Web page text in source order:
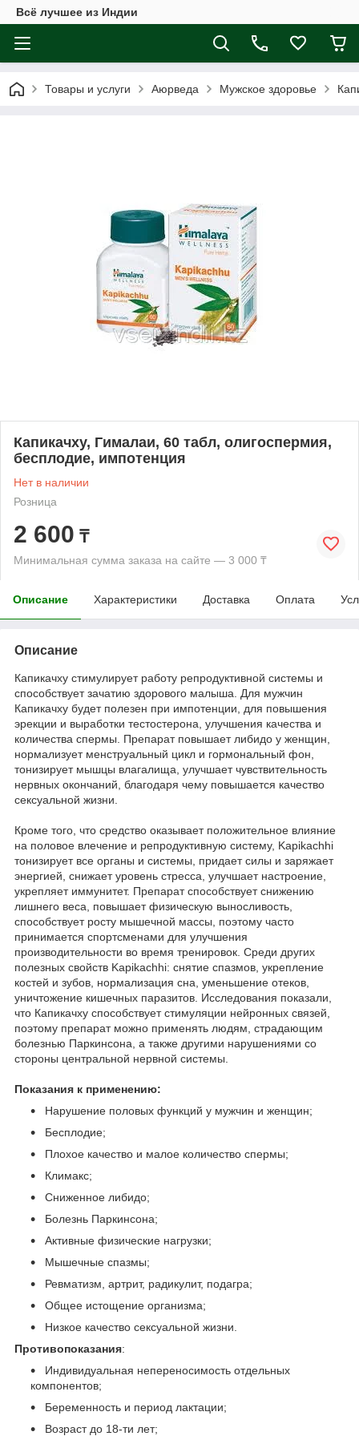
Всё лучшее из Индии
Товары и услуги Аюрведа Мужское здоровье
Капикачху, Гималаи, 60 табл, олигоспермия,
бесплодие, импотенция
Нет в наличии
Розница
2 600 ₸
Минимальная сумма заказа на сайте — 3 000 ₸
Описание Характеристики Доставка Оплата
Описание
Капикачху стимулирует работу репродуктивной системы и
способствует зачатию здорового малыша. Для мужчин
Капикачху будет полезен при импотенции, для повышения
эрекции и выработки тестостерона, улучшения качества и
количества спермы. Препарат повышает либидо у женщин,
нормализует менструальный цикл и гормональный фон,
тонизирует мышцы влагалища, улучшает чувствительность
нервных окончаний, благодаря чему повышается качество
сексуальной жизни.
Кроме того, что средство оказывает положительное влияние
на половое влечение и репродуктивную систему, Kapikachhi
тонизирует все органы и системы, придает силы и заряжает
энергией, снижает уровень стресса, улучшает настроение,
укрепляет иммунитет. Препарат способствует снижению
лишнего веса, повышает физическую выносливость,
способствует росту мышечной массы, поэтому часто
принимается спортсменами для улучшения
производительности во время тренировок. Среди других
полезных свойств Kapikachhi: снятие спазмов, укрепление
костей и зубов, нормализация сна, уменьшение отеков,
уничтожение кишечных паразитов. Исследования показали,
что Капикачху способствует стимуляции нейронных связей,
поэтому препарат можно применять людям, страдающим
болезнью Паркинсона, а также другими нарушениями со
стороны центральной нервной системы.
Показания к применению:
Нарушение половых функций у мужчин и женщин;
Бесплодие;
Плохое качество и малое количество спермы;
Климакс;
Сниженное либидо;
Болезнь Паркинсона;
Активные физические нагрузки;
Мышечные спазмы;
Ревматизм, артрит, радикулит, подагра;
Общее истощение организма;
Низкое качество сексуальной жизни.
Противопоказания:
Индивидуальная непереносимость отдельных
компонентов;
Беременность и период лактации;
Возраст до 18-ти лет;